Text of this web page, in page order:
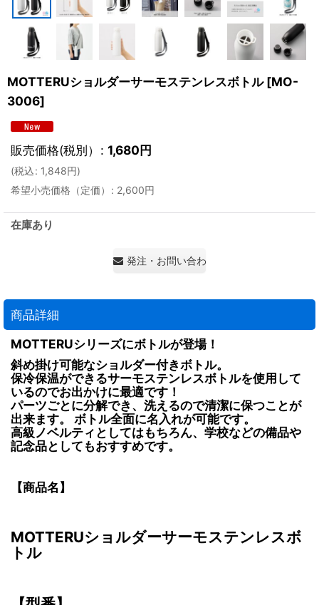
MOTTERUショルダーサーモステンレスボトル [MO-
3006]
販売価格(税別） : 1,680円
(税込: 1,848円)
希望小売価格（定価）
: 2,600円
在庫あり
発注・お問い合わせ・見積もり依頼
商品詳細
MOTTERUシリーズにボトルが登場！
斜め掛け可能なショルダー付きボトル。
保冷保温ができるサーモステンレスボトルを使用して
いるのでお出かけに最適です！
パーツごとに分解でき、洗えるので清潔に保つことが
出来ます。 ボトル全面に名入れが可能です。
高級ノベルティとしてはもちろん、学校などの備品や
記念品としてもおすすめです。
【商品名】
MOTTERUショルダーサーモステンレスボ
トル